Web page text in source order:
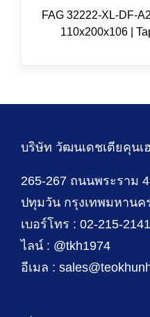
FAG 32222-XL-DF-
110x200x106 |
บริษัท วัฒนเดชเตียคุนเ
265-267 ถนนพระราม
ปทุมวัน กรุงเทพมหานค
เบอร์โทร : 02-215-2141
ไลน์ : @tkh1974
อีเมล :